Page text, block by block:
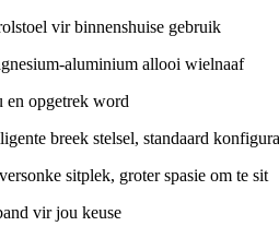
vir binnenshuise gebruik
aluminium allooi wielnaaf
en opgetrek word
breek stelsel, standaard
sitplek, groter spasie om te sit
vir jou keuse